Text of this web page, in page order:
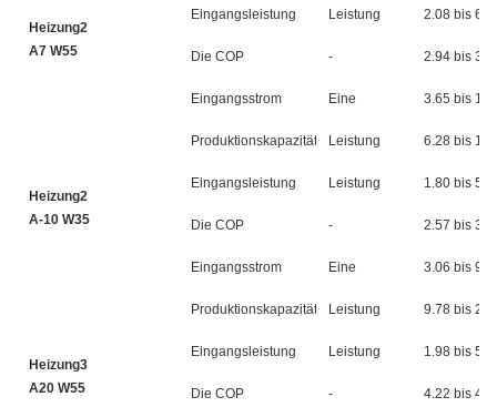
Heizung2
A7 W55
Eingangsleistung Leistung 2.08 bis
Die COP - 2.94 bis
Eingangsstrom Eine 3.65 bis
Heizung2
A-10 W35
Produktionskapazität Leistung 6.28 bis
Eingangsleistung Leistung 1.80 bis
Die COP - 2.57 bis
Eingangsstrom Eine 3.06 bis
Heizung3
A20 W55
Produktionskapazität Leistung 9.78 bis
Eingangsleistung Leistung 1.98 bis
Die COP - 4.22 bis